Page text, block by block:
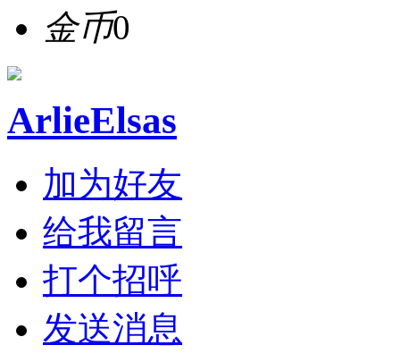
金币0
ArlieElsas
加为好友
给我留言
打个招呼
发送消息